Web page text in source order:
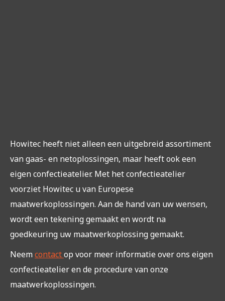
Howitec heeft niet alleen een uitgebreid assortiment
van gaas- en netoplossingen, maar heeft ook een
eigen confectieatelier. Met het confectieatelier
voorziet Howitec u van Europese
maatwerkoplossingen. Aan de hand van uw wensen,
wordt een tekening gemaakt en wordt na
goedkeuring uw maatwerkoplossing gemaakt.
Neem contactop voor meer informatie over ons eigen
confectieatelier en de procedure van onze
maatwerkoplossingen.